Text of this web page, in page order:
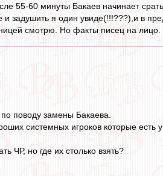
55-60 минуты Бакаев начинает
и задушить я один увиде(!!!???),и в
смотрю. Но факты писец на
поводу замены Бакаева.
системных игроков которые
ЧР, но где их столько взять?